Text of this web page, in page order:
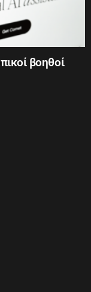
βοηθοί